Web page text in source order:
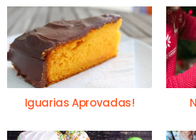
Iguarias Aprovadas!